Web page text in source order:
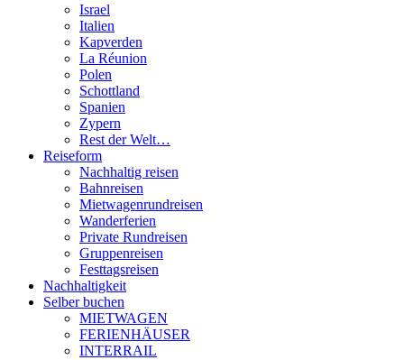
Israel
Italien
Kapverden
La Réunion
Polen
Schottland
Spanien
Zypern
Rest der Welt…
Reiseform
Nachhaltig reisen
Bahnreisen
Mietwagenrundreisen
Wanderferien
Private Rundreisen
Gruppenreisen
Festtagsreisen
Nachhaltigkeit
Selber buchen
MIETWAGEN
FERIENHÄUSER
INTERRAIL